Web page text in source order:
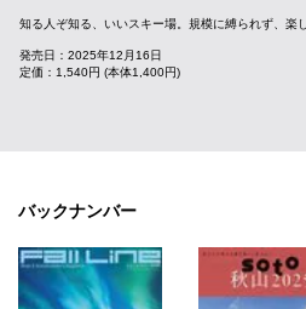
知る人ぞ知る、いいスキー場。規模に縛られず、楽
発売日：2025年12月16日
定価：1,540円 (本体1,400円)
バックナンバー